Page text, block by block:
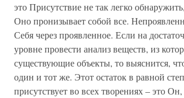
это Присутствие не так легко
Оно пронизывает собой все.
Себя через проявленное. Если на
уровне провести анализ веществ, из
существующие объекты, то выяснится,
один и тот же. Этот остаток в равной
присутствует во всех творениях – это